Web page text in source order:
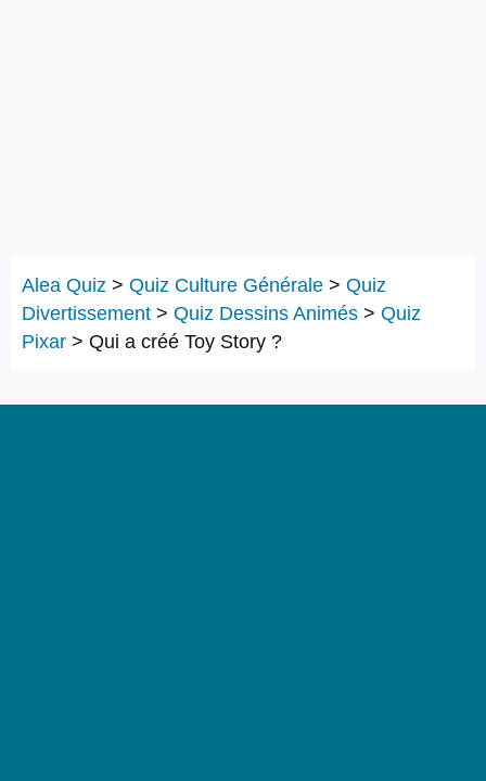
Alea Quiz > Quiz Culture Générale > Quiz
Divertissement > Quiz Dessins Animés > Quiz
Pixar > Qui a créé Toy Story ?